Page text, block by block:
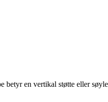
betyr en vertikal støtte eller søyle